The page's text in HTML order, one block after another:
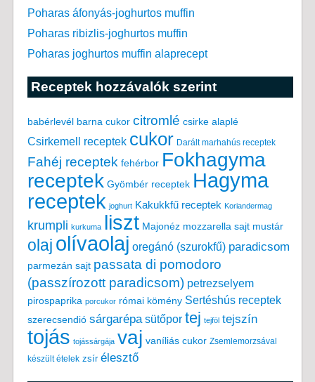
Poharas áfonyás-joghurtos muffin
Poharas ribizlis-joghurtos muffin
Poharas joghurtos muffin alaprecept
Receptek hozzávalók szerint
babérlevél barna cukor citromlé csirke alaplé
Csirkemell receptek cukor Darált marhahús receptek
Fahéj receptek fehérbor Fokhagyma
receptek Gyömbér receptek Hagyma
receptek joghurt Kakukkfű receptek Koriandermag
krumpli kurkuma liszt Majonéz mozzarella sajt mustár
olaj olívaolaj oregánó (szurokfű) paradicsom
parmezán sajt passata di pomodoro
(passzírozott paradicsom) petrezselyem
pirospaprika porcukor római kömény Sertéshús receptek
szerecsendió sárgarépa sütőpor tej tejföl tejszín
tojás tojássárgája vaj vaníliás cukor Zsemlemorzsával
készült ételek zsír élesztő